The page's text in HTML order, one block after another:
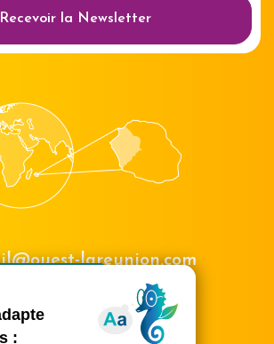
Masquer le
Recevoir la Newsletter
lareunion.com
02 62 42 31 31
Nous rencontrer